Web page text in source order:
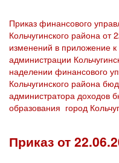
Приказ финансового
Кольчугинского района
изменений в приложение
администрации
наделении финансового
Кольчугинского района
администратора доходов
образования город
Приказ от